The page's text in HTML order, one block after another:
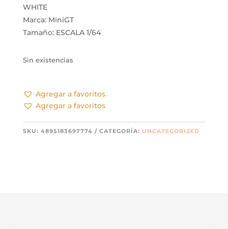
WHITE
Marca: MiniGT
Tamaño: ESCALA 1/64
Sin existencias
Agregar a favoritos
Agregar a favoritos
SKU: 4895183697774 CATEGORÍA: UNCATEGORIZED